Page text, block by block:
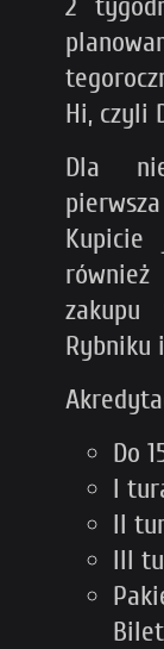
Hi, czyli
Dla
Kupicie
zakupu
Rybniku
Do
I
II
III